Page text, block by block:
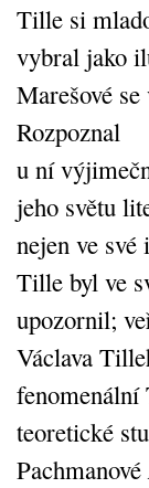
Tille si
vybral jako
Marešové
Rozpoznal
u ní
jeho světu
nejen ve
Tille byl ve
upozornil;
Václava
teoretické
Pachmanové